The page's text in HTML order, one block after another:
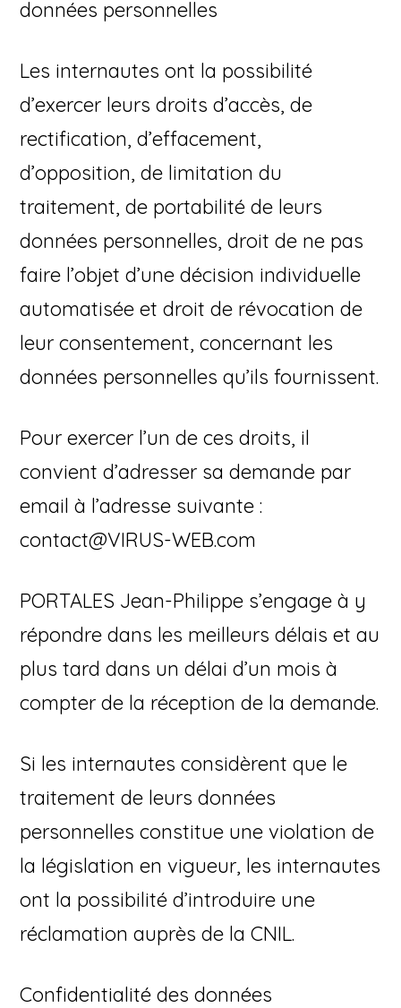
données personnelles
Les internautes ont la possibilité
d’exercer leurs droits d’accès, de
rectification, d’effacement,
d’opposition, de limitation du
traitement, de portabilité de leurs
données personnelles, droit de ne pas
faire l’objet d’une décision individuelle
automatisée et droit de révocation de
leur consentement, concernant les
données personnelles qu’ils fournissent.
Pour exercer l’un de ces droits, il
convient d’adresser sa demande par
email à l’adresse suivante :
contact@VIRUS-WEB.com
PORTALES Jean-Philippe s’engage à y
répondre dans les meilleurs délais et au
plus tard dans un délai d’un mois à
compter de la réception de la demande.
Si les internautes considèrent que le
traitement de leurs données
personnelles constitue une violation de
la législation en vigueur, les internautes
ont la possibilité d’introduire une
réclamation auprès de la CNIL.
Confidentialité des données